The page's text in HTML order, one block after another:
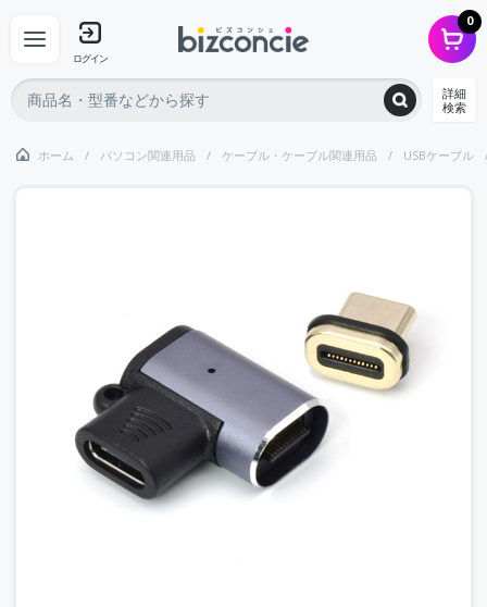
ログイン
0
詳細
検索
ホーム パソコン関連用品 ケーブル・ケーブル関連用品 USBケーブル